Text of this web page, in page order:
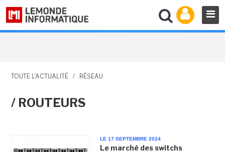
TOUTE L'ACTUALITÉ / RÉSEAU
/ ROUTEURS
LE 17 SEPTEMBRE 2024
Le marché des switchs